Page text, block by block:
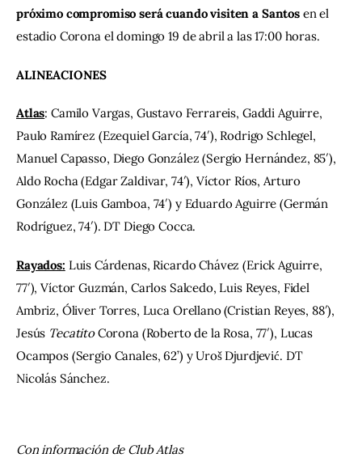
próximo compromiso será cuando visiten a Santos en el
estadio Corona el domingo 19 de abril a las 17:00 horas.
ALINEACIONES
Atlas: Camilo Vargas, Gustavo Ferrareis, Gaddi Aguirre,
Paulo Ramírez (Ezequiel García, 74′), Rodrigo Schlegel,
Manuel Capasso, Diego González (Sergio Hernández, 85′),
Aldo Rocha (Edgar Zaldivar, 74′), Víctor Ríos, Arturo
González (Luis Gamboa, 74′) y Eduardo Aguirre (Germán
Rodríguez, 74′). DT Diego Cocca.
Rayados: Luis Cárdenas, Ricardo Chávez (Erick Aguirre,
77′), Víctor Guzmán, Carlos Salcedo, Luis Reyes, Fidel
Ambriz, Óliver Torres, Luca Orellano (Cristian Reyes, 88′),
Jesús Tecatito Corona (Roberto de la Rosa, 77′), Lucas
Ocampos (Sergio Canales, 62’) y Uroš Djurdjević. DT
Nicolás Sánchez.
Con información de Club Atlas